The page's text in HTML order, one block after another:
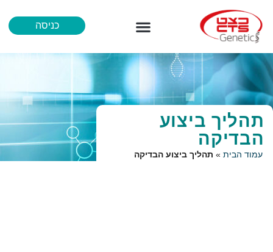
כניסה
תהליך ביצוע
הבדיקה
עמוד הבית » תהליך ביצוע הבדיקה